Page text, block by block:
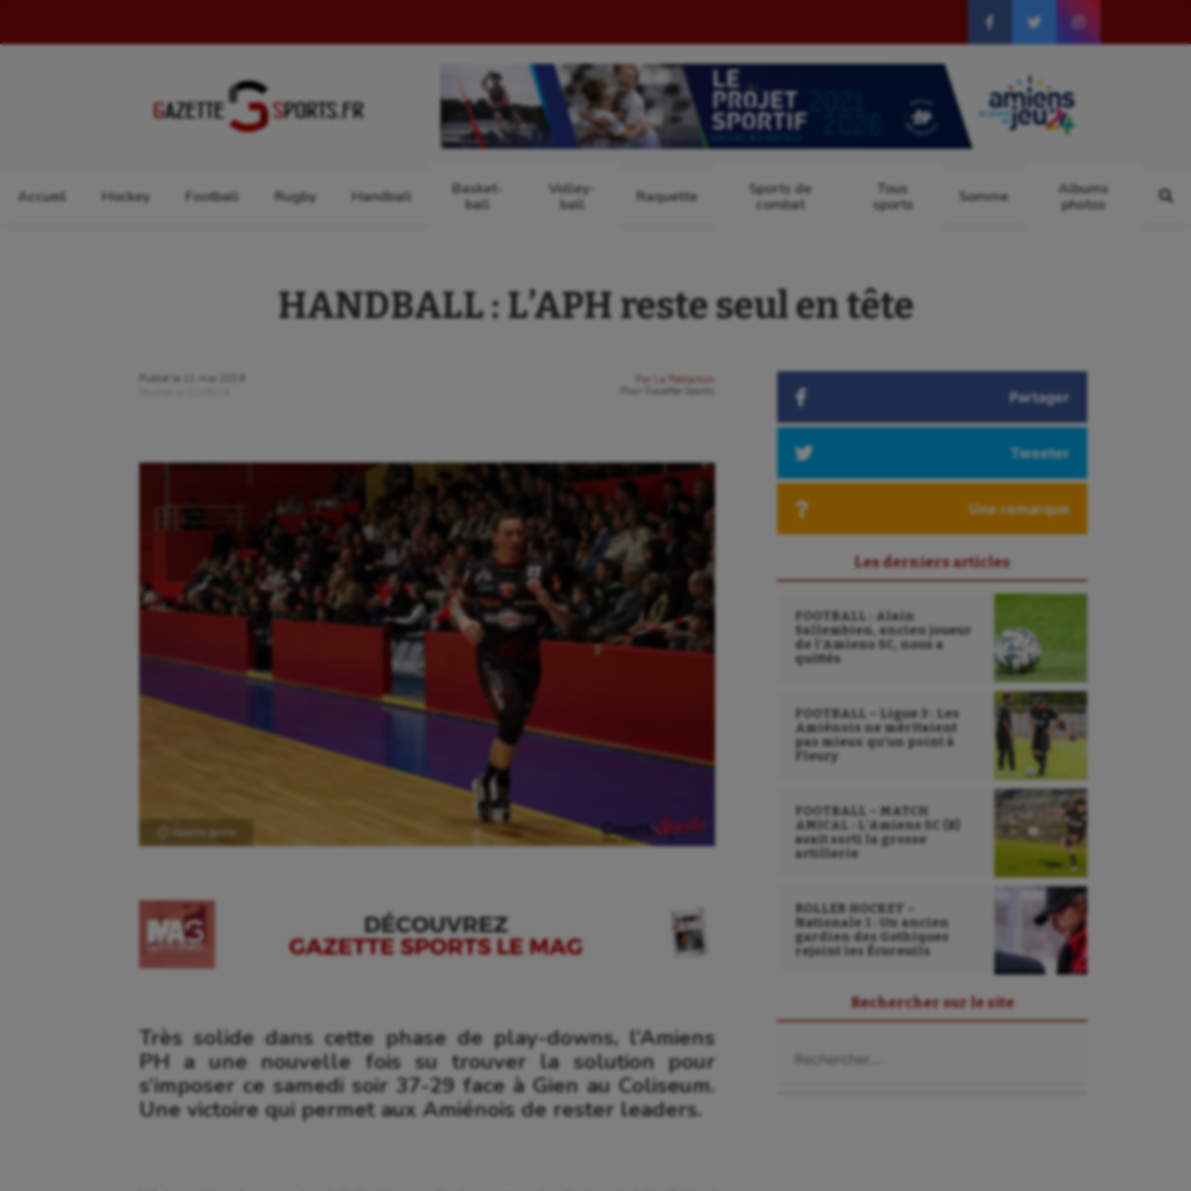
Accueil Hockey Football Rugby Handball
Basket-
ball
Volley-
ball
Raquette
Sports de
combat
Tous
sports
Somme
Albums
photos
HANDBALL : L’APH reste seul en tête
Publié le
11 mai 2019
Par
La Rédaction
Gazette Sports
Ⓒ Gazette Sports
Très solide dans cette phase de play-downs, l’Amiens
PH a une nouvelle fois su trouver la solution pour
s’imposer ce samedi soir 37-29 face à Gien au Coliseum.
Une victoire qui permet aux Amiénois de rester leaders.
Partager
Tweeter
Une remarque
Les derniers articles
FOOTBALL : Alain
Sallembien, ancien joueur
de l’Amiens SC, nous a
quittés
FOOTBALL – Ligue 3 : Les
Amiénois ne méritaient
pas mieux qu’un point à
Fleury
FOOTBALL – MATCH
AMICAL : L’Amiens SC (B)
avait sorti la grosse
artillerie
ROLLER HOCKEY –
Nationale 1 : Un ancien
gardien des Gothiques
rejoint les Écureuils
Rechercher sur le site